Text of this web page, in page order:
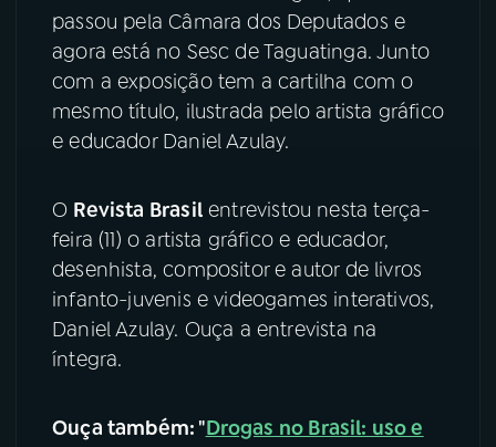
06VIDEOCASTS
ÚLTIMAS
ACOMPANHE A RÁDIO NACIONAL
YouTube
passou pela Câmara dos Deputados e
agora está no Sesc de Taguatinga. Junto
com a exposição tem a cartilha com o
mesmo título, ilustrada pelo artista gráfico
e educador Daniel Azulay.
O Revista Brasilentrevistou nesta terça-
feira (11) o artista gráfico e educador,
desenhista, compositor e autor de livros
infanto-juvenis e videogames interativos,
Daniel Azulay. Ouça a entrevista na
íntegra.
Ouça também: "Drogas no Brasil: uso e